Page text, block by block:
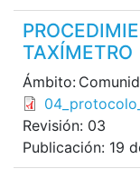
TAXÍMETRO
Ámbito:
File
Revisión: 03
Publicación: 19